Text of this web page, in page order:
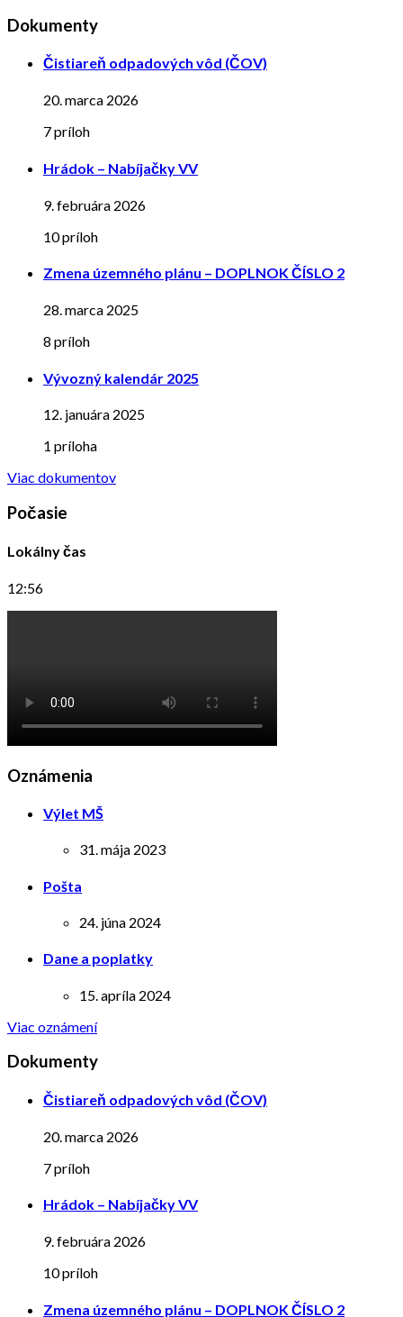
Dokumenty
Čistiareň odpadových vôd (ČOV)
20. marca 2026
7 príloh
Hrádok – Nabíjačky VV
9. februára 2026
10 príloh
Zmena územného plánu – DOPLNOK ČÍSLO 2
28. marca 2025
8 príloh
Vývozný kalendár 2025
12. januára 2025
1 príloha
Viac dokumentov
Počasie
Lokálny čas
12:56
Oznámenia
Výlet MŠ
31. mája 2023
Pošta
24. júna 2024
Dane a poplatky
15. apríla 2024
Viac oznámení
Dokumenty
Čistiareň odpadových vôd (ČOV)
20. marca 2026
7 príloh
Hrádok – Nabíjačky VV
9. februára 2026
10 príloh
Zmena územného plánu – DOPLNOK ČÍSLO 2